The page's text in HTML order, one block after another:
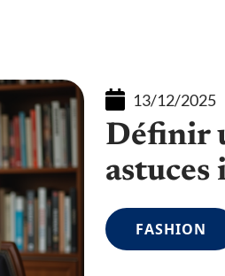
13/12/2025
Définir
FASHION